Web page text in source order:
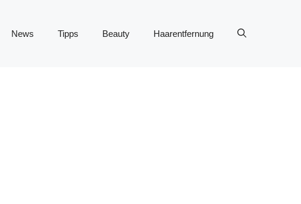
News Tipps Beauty Haarentfernung